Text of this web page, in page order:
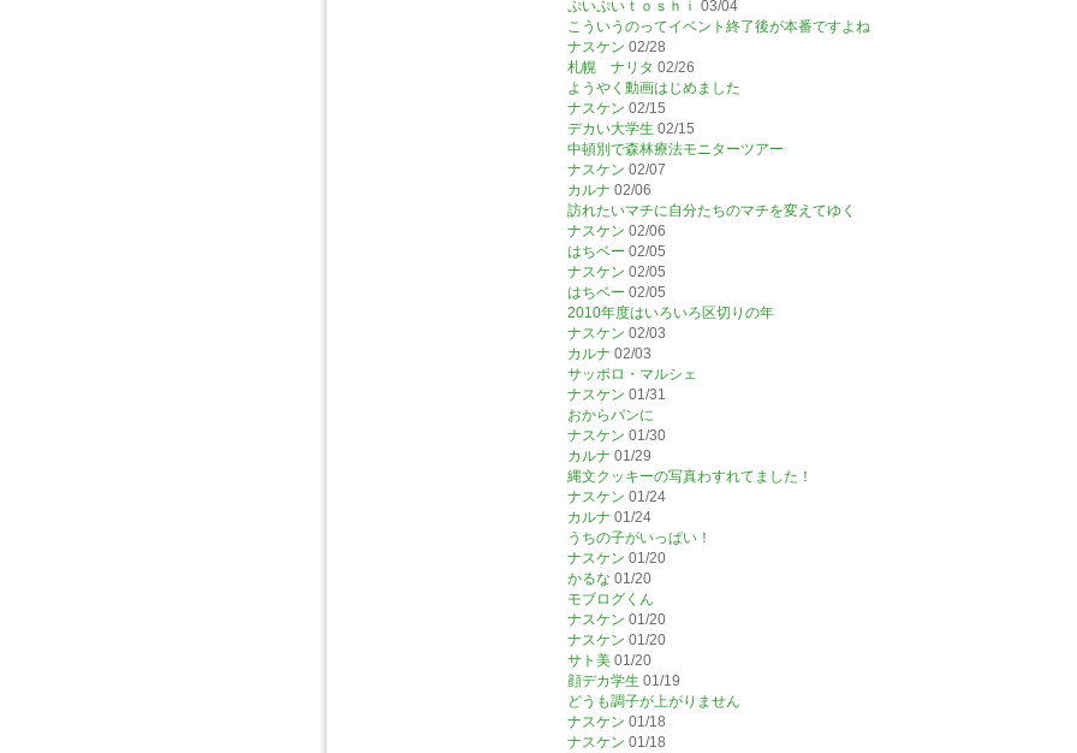
ぷいぷいｔｏｓｈｉ 03/04
こういうのってイベント終了後が本番ですよね
ナスケン 02/28
札幌 ナリタ 02/26
ようやく動画はじめました
ナスケン 02/15
デカい大学生 02/15
中頓別で森林療法モニターツアー
ナスケン 02/07
カルナ 02/06
訪れたいマチに自分たちのマチを変えてゆく
ナスケン 02/06
はちベー 02/05
ナスケン 02/05
はちベー 02/05
2010年度はいろいろ区切りの年
ナスケン 02/03
カルナ 02/03
サッポロ・マルシェ
ナスケン 01/31
おからパンに
ナスケン 01/30
カルナ 01/29
縄文クッキーの写真わすれてました！
ナスケン 01/24
カルナ 01/24
うちの子がいっぱい！
ナスケン 01/20
かるな 01/20
モブログくん
ナスケン 01/20
ナスケン 01/20
サト美 01/20
顔デカ学生 01/19
どうも調子が上がりません
ナスケン 01/18
ナスケン 01/18